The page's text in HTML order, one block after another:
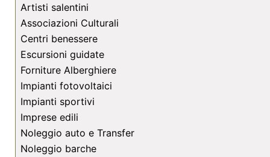
Artisti salentini
Associazioni Culturali
Centri benessere
Escursioni guidate
Forniture Alberghiere
Impianti fotovoltaici
Impianti sportivi
Imprese edili
Noleggio auto e Transfer
Noleggio barche